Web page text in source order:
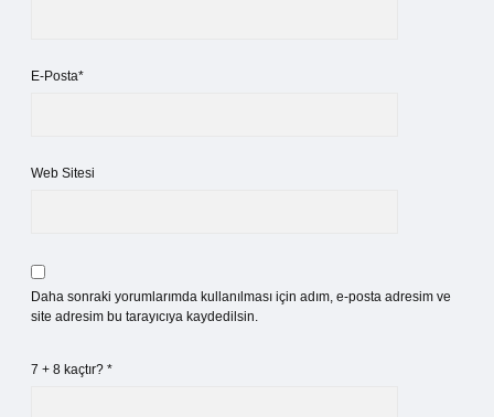
E-Posta*
Web Sitesi
Daha sonraki yorumlarımda kullanılması için adım, e-posta adresim ve
site adresim bu tarayıcıya kaydedilsin.
7 + 8 kaçtır? *